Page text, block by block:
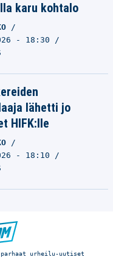
karu kohtalo
- 18:30
lähetti jo
HIFK:lle
- 18:10
parhaat urheilu-uutiset